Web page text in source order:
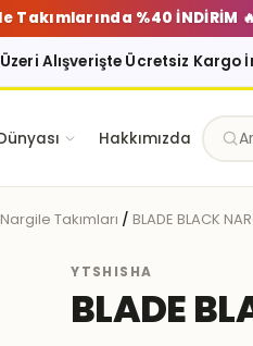
Takımlarında %40 İNDİRİM
Alışverişte Ücretsiz Kargo
Hakkımızda
Takımları / BLADE BLACK
YTSHISHA
BLADE